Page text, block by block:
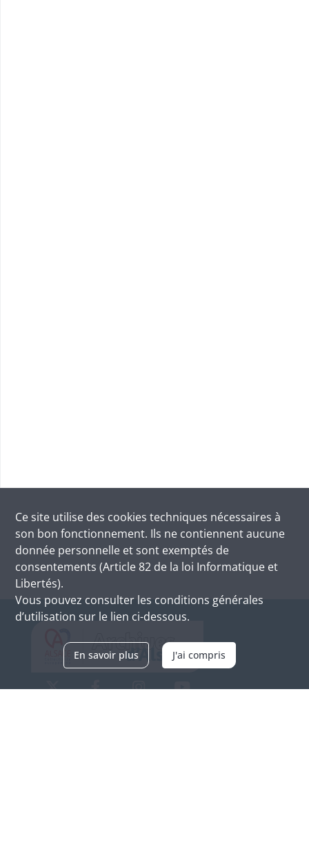
Ce site utilise des cookies techniques nécessaires à
son bon fonctionnement. Ils ne contiennent aucune
donnée personnelle et sont exemptés de
consentements (Article 82 de la loi Informatique et
Libertés).
Vous pouvez consulter les conditions générales
d’utilisation sur le lien ci-dessous.
En savoir plus J'ai compris